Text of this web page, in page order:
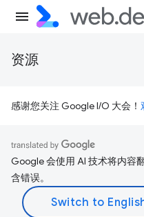
资源
感谢您关注 Google I/O 大会！
Google 会使用 AI 技术将内容
含错误。